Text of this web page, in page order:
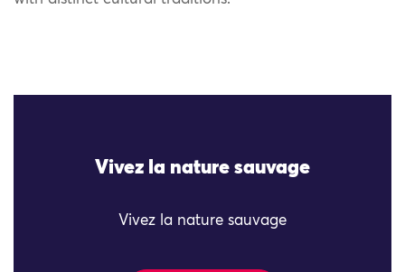
Vivez la nature sauvage
Vivez la nature sauvage